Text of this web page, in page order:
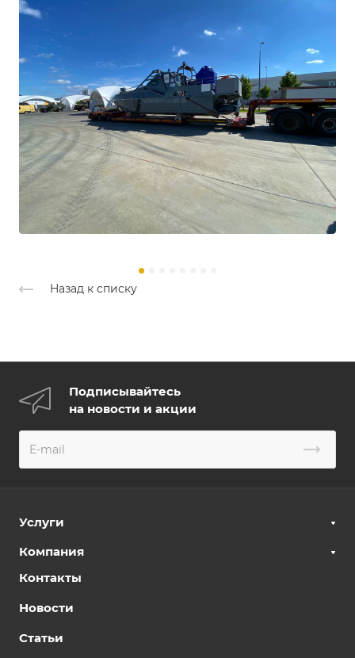
Назад к списку
Подписывайтесь
на новости и акции
Услуги
Компания
Контакты
Новости
Статьи